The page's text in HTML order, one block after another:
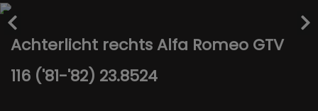
Achterlicht rechts Alfa Romeo GTV
116 ('81-'82) 23.8524